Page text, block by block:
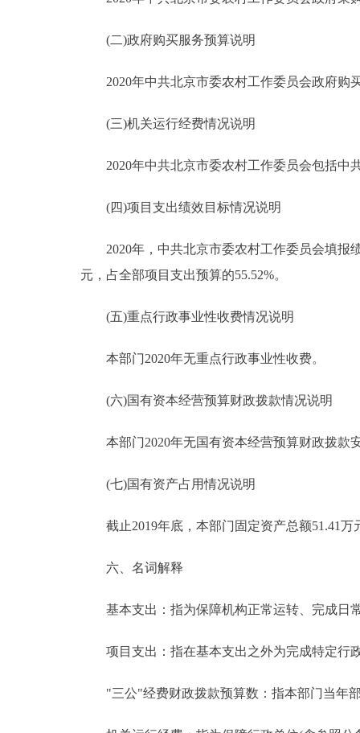
(二)政府购买服务预算说明
2020年中共北京市委农村工作委员会政府购
(三)机关运行经费情况说明
2020年中共北京市委农村工作委员会包括中共
(四)项目支出绩效目标情况说明
2020年，中共北京市委农村工作委员会填报绩
元，占全部项目支出预算的55.52%。
(五)重点行政事业性收费情况说明
本部门2020年无重点行政事业性收费。
(六)国有资本经营预算财政拨款情况说明
本部门2020年无国有资本经营预算财政拨款
(七)国有资产占用情况说明
截止2019年底，本部门固定资产总额51.41万
六、名词解释
基本支出：指为保障机构正常运转、完成日
项目支出：指在基本支出之外为完成特定行
"三公"经费财政拨款预算数：指本部门当年部